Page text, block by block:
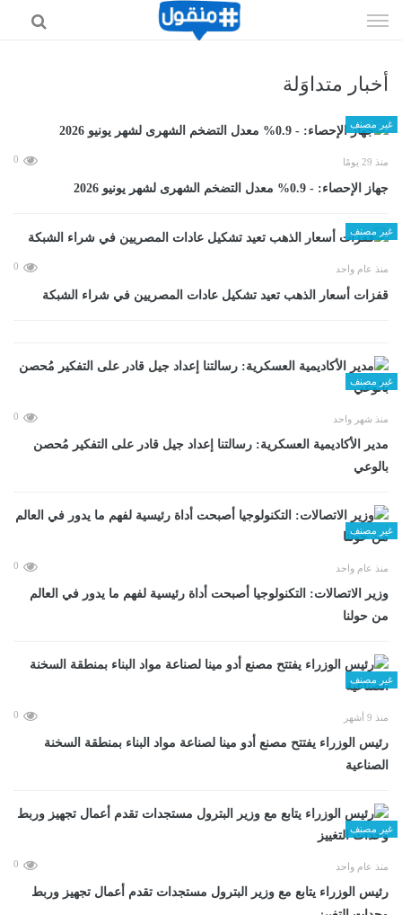
الى
أخبار متداوَلة
غير مصنف
منذ 29 يومًا 0
جهاز الإحصاء: - 0.9% معدل التضخم الشهرى لشهر يونيو 2026
غير مصنف
منذ عام واحد 0
قفزات أسعار الذهب تعيد تشكيل عادات المصريين في شراء الشبكة
غير مصنف
منذ شهر واحد 0
مدير الأكاديمية العسكرية: رسالتنا إعداد جيل قادر على التفكير مُحصن
بالوعي
غير مصنف
منذ عام واحد 0
وزير الاتصالات: التكنولوجيا أصبحت أداة رئيسية لفهم ما يدور في العالم
من حولنا
غير مصنف
منذ 9 أشهر 0
رئيس الوزراء يفتتح مصنع أدو مينا لصناعة مواد البناء بمنطقة السخنة
الصناعية
غير مصنف
منذ عام واحد 0
رئيس الوزراء يتابع مع وزير البترول مستجدات تقدم أعمال تجهيز وربط